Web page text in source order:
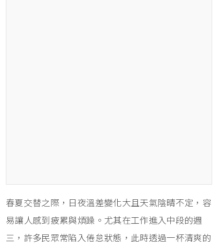
春夏交替之際，日夜溫差變化大且天氣陰晴不定，容
易讓人感到疲累與煩躁。尤其在工作進入中段的週
三，許多民眾常陷入倦怠狀態，此時透過一杯清爽的